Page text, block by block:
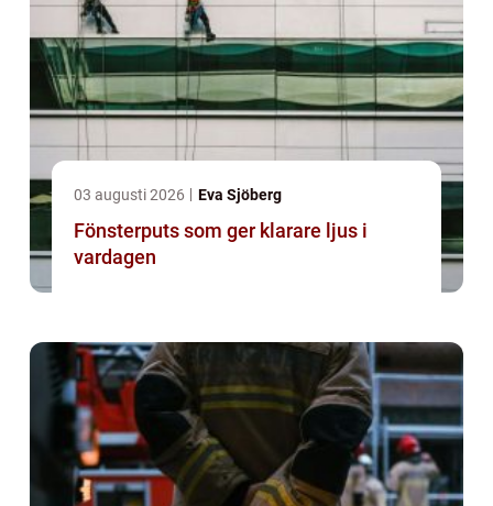
03 augusti 2026 Eva Sjöberg
Fönsterputs som ger klarare ljus i
vardagen